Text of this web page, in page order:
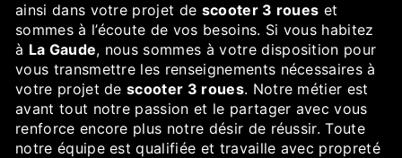
ainsi dans votre projet de scooter 3 roues et
sommes à l’écoute de vos besoins. Si vous habitez
à La Gaude, nous sommes à votre disposition pour
vous transmettre les renseignements nécessaires à
votre projet descooter 3 roues. Notre métier est
avant tout notre passion et le partager avec vous
renforce encore plus notre désir de réussir. Toute
notre équipe est qualifiée et travaille avec propreté